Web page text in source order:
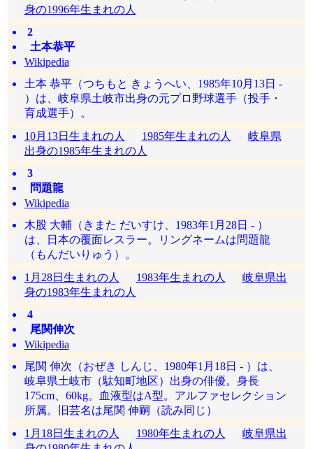
身の1996年生まれの人
2
土本恭平
Wikipedia
土本 恭平（つちもと きょうへい、1985年10月13日 -
）は、岐阜県土岐市出身の元プロ野球選手（投手・
育成選手）。
10月13日生まれの人
1985年生まれの人
岐阜県
出身の1985年生まれの人
3
問題龍
Wikipedia
木股 大輔（きまた だいすけ、1983年1月28日 - ）
は、日本の覆面レスラー。リングネームは問題龍
（もんだいりゅう）。
1月28日生まれの人
1983年生まれの人
岐阜県出
身の1983年生まれの人
4
尾関伸次
Wikipedia
尾関 伸次（おぜき しんじ、1980年1月18日 - ）は、
岐阜県土岐市（駄知町地区）出身の俳優。身長
175cm、60kg。血液型はA型。アルファセレクション
所属。旧芸名は尾関 伸嗣（読み同じ）
1月18日生まれの人
1980年生まれの人
岐阜県出